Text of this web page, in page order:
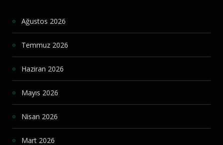
Ağustos 2026
Temmuz 2026
Haziran 2026
Mayıs 2026
Nisan 2026
Mart 2026